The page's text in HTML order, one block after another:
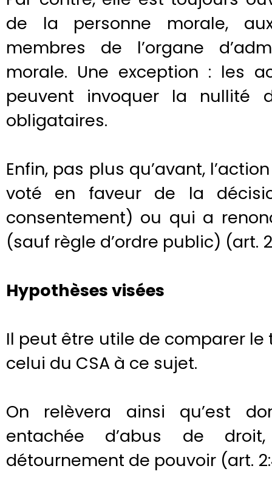
de la personne morale,
membres de l’organe
morale. Une exception : les
peuvent invoquer la nullité
obligataires.
Enfin, pas plus qu’avant,
voté en faveur de la
consentement) ou qui a
(sauf règle d’ordre public) (art.
Hypothèses visées
Il peut être utile de comparer
celui du CSA à ce sujet.
On relèvera ainsi qu’est
entachée d’abus de
détournement de pouvoir (art.